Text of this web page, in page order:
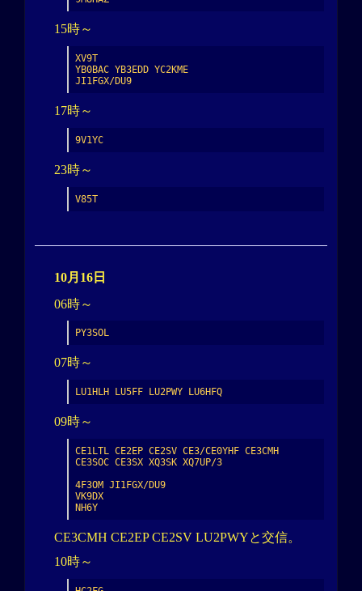
15時～
XV9T
YB0BAC YB3EDD YC2KME
JI1FGX/DU9
17時～
9V1YC
23時～
V85T
10月16日
06時～
PY3SOL
07時～
LU1HLH LU5FF LU2PWY LU6HFQ
09時～
CE1LTL CE2EP CE2SV CE3/CE0YHF CE3CMH
CE3SOC CE3SX XQ3SK XQ7UP/3
4F3OM JI1FGX/DU9
VK9DX
NH6Y
CE3CMH CE2EP CE2SV LU2PWYと交信。
10時～